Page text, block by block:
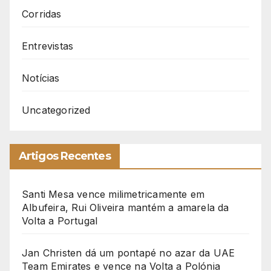
Corridas
Entrevistas
Notícias
Uncategorized
Artigos Recentes
Santi Mesa vence milimetricamente em
Albufeira, Rui Oliveira mantém a amarela da
Volta a Portugal
Jan Christen dá um pontapé no azar da UAE
Team Emirates e vence na Volta a Polónia